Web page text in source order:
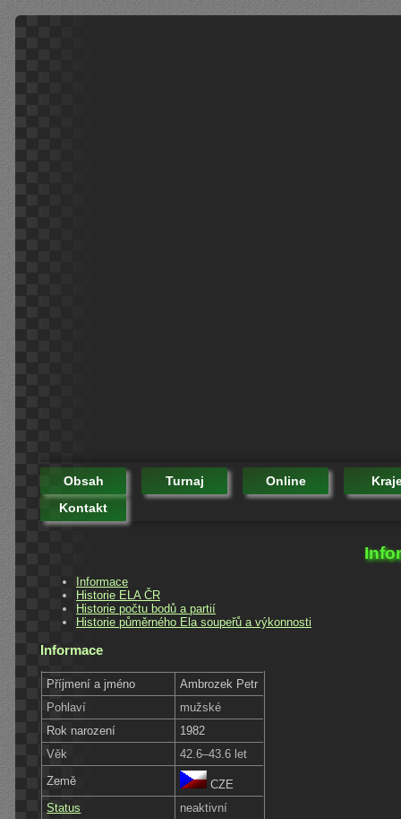
Obsah Turnaj Online
Kontakt
Informace
Historie ELA ČR
Historie počtu bodů a partií
Historie půměrného Ela soupeřů a výkonnosti
Informace
Příjmení a jméno
Ambrozek Petr
Pohlaví
mužské
Rok narození
1982
Věk
42.6–43.6 let
Země
CZE
Status
neaktivní